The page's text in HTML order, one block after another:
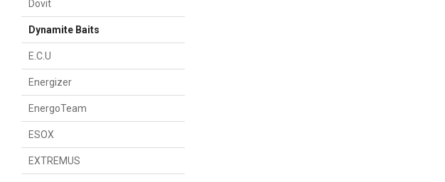
Dovit
Dynamite Baits
E.C.U
Energizer
EnergoTeam
ESOX
EXTREMUS